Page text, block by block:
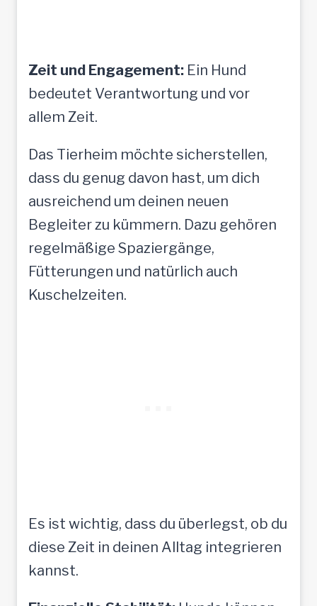
Zeit und Engagement: Ein Hund
bedeutet Verantwortung und vor
allem Zeit.
Das Tierheim möchte sicherstellen,
dass du genug davon hast, um dich
ausreichend um deinen neuen
Begleiter zu kümmern. Dazu gehören
regelmäßige Spaziergänge,
Fütterungen und natürlich auch
Kuschelzeiten.
Es ist wichtig, dass du überlegst, ob du
diese Zeit in deinen Alltag integrieren
kannst.